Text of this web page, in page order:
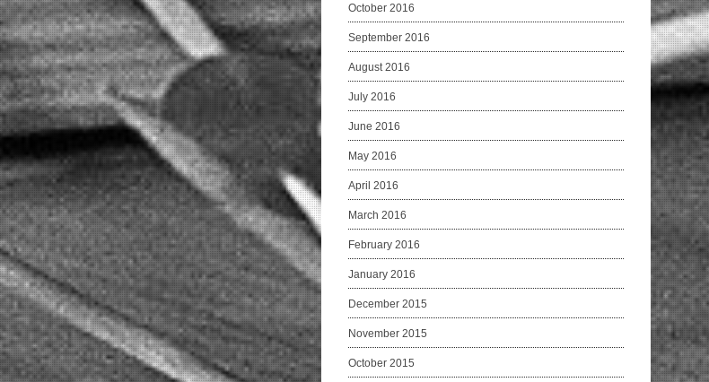
October 2016
September 2016
August 2016
July 2016
June 2016
May 2016
April 2016
March 2016
February 2016
January 2016
December 2015
November 2015
October 2015